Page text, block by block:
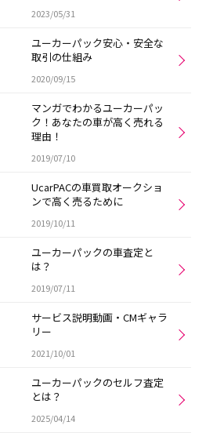
2023/05/31
ユーカーパック安心・安全な
取引の仕組み
2020/09/15
マンガでわかるユーカーパッ
ク！あなたの車が高く売れる
理由！
2019/07/10
UcarPACの車買取オークショ
ンで高く売るために
2019/10/11
ユーカーパックの車査定と
は？
2019/07/11
サービス説明動画・CMギャラ
リー
2021/10/01
ユーカーパックのセルフ査定
とは？
2025/04/14